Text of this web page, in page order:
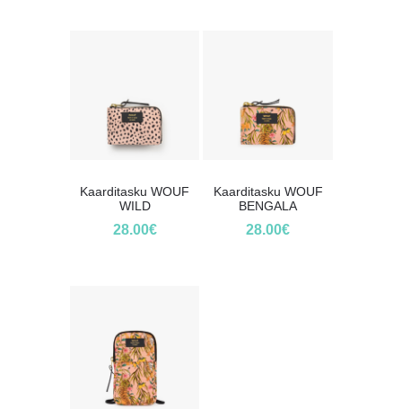
Kaarditasku WOUF
WILD
28.00€
Kaarditasku WOUF
BENGALA
28.00€